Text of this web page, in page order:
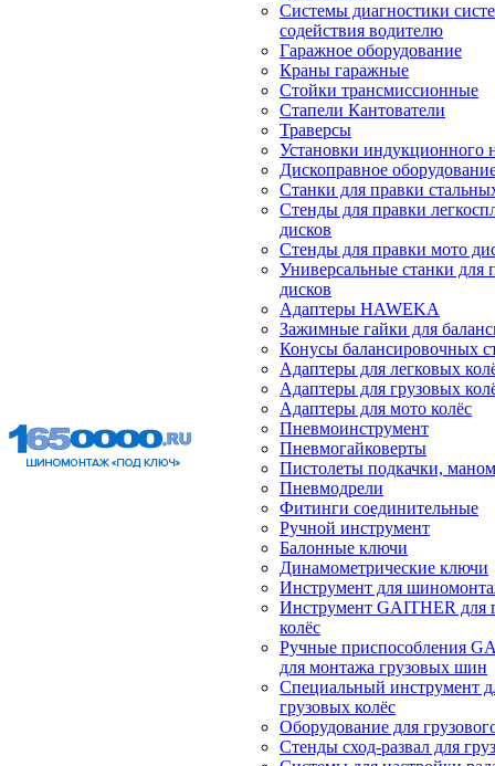
Системы диагностики
содействия водителю
Гаражное оборудование
Краны гаражные
Стойки трансмиссионные
Стапели Кантователи
Траверсы
Установки индукционного
Дископравное
Станки для правки
Стенды для правки
дисков
Стенды для правки мото
Универсальные станки для
дисков
Адаптеры HAWEKA
Зажимные гайки для
Конусы балансировочных
Адаптеры для легковых
Адаптеры для грузовых
Адаптеры для мото колёс
Пневмоинструмент
Пневмогайковерты
Пистолеты подкачки,
Пневмодрели
Фитинги соединительные
Ручной инструмент
Балонные ключи
Динамометрические ключи
Инструмент для
Инструмент GAITHER для
колёс
Ручные приспособления
для монтажа грузовых шин
Специальный инструмент
грузовых колёс
Оборудование для
Стенды сход-развал для